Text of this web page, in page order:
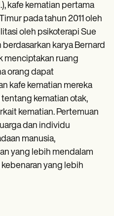
kafe kematian pertama
pada tahun 2011 oleh
oleh psikoterapi Sue
karya Bernard
menciptakan ruang
orang dapat
kafe kematian mereka
kematian otak,
kematian. Pertemuan
dan individu
manusia,
yang lebih mendalam
yang lebih